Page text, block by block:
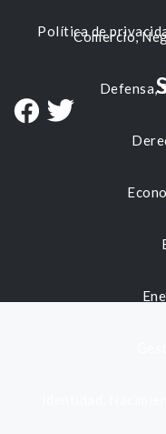
Comercio,
Defensa,
Política de